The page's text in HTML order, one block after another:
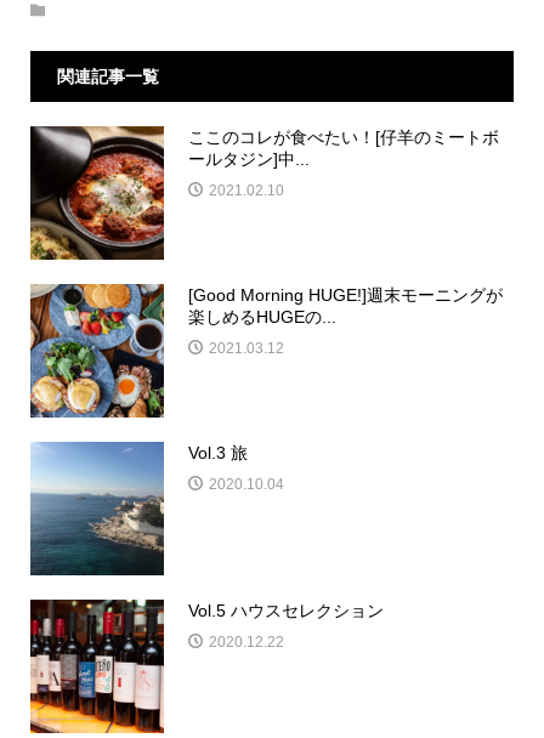
関連記事一覧
ここのコレが食べたい！[仔羊のミートボ
ールタジン]中...
2021.02.10
[Good Morning HUGE!]週末モーニングが
楽しめるHUGEの...
2021.03.12
Vol.3 旅
2020.10.04
Vol.5 ハウスセレクション
2020.12.22